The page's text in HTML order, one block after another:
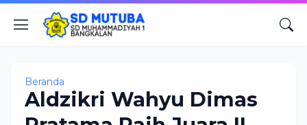
Beranda
Aldzikri Wahyu Dimas